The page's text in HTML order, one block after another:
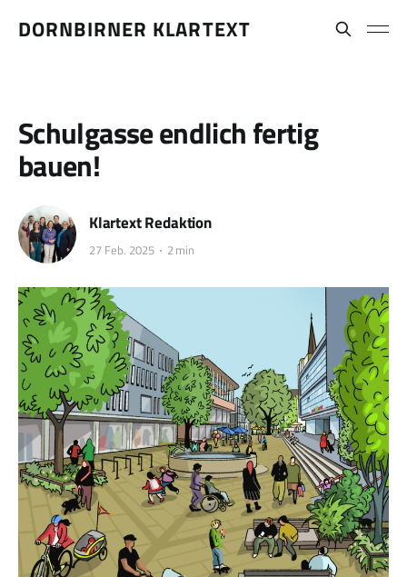
DORNBIRNER KLARTEXT
Schulgasse endlich fertig
bauen!
Klartext Redaktion
27 Feb. 2025 2 min